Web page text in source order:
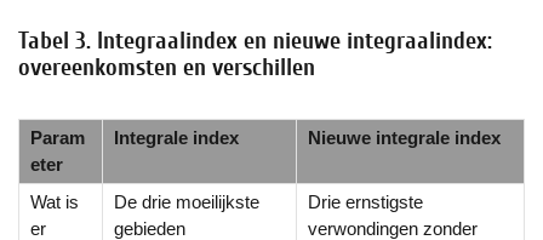
Tabel 3. Integraalindex en nieuwe integraalindex:
overeenkomsten en verschillen
Param
eter
Integrale index Nieuwe integrale index
Wat is
er
De drie moeilijkste
gebieden
Drie ernstigste
verwondingen zonder